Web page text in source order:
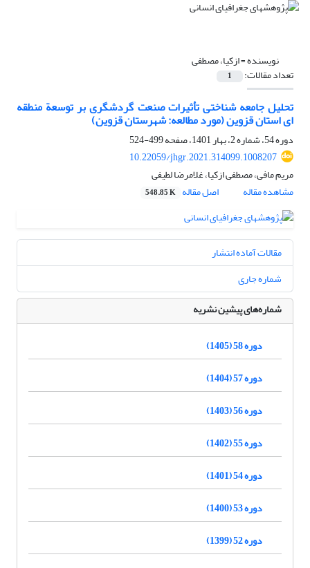
نویسنده =ازکیا، مصطفی
تعداد مقالات: 1
تحلیل جامعه ‏شناختی تأثیرات صنعت گردشگری بر توسعة منطقه
‏ای استان قزوین (مورد مطالعه: شهرستان قزوین)
دوره 54، شماره 2، بهار 1401، صفحه
499-524
10.22059/jhgr.2021.314099.1008207
مریم مافی، مصطفی ازکیا، غلامرضا لطیفی
مشاهده مقاله
اصل مقاله 548.85 K
مقالات آماده انتشار
شماره جاری
شماره‌های پیشین نشریه
دوره 58 (1405)
دوره 57 (1404)
دوره 56 (1403)
دوره 55 (1402)
دوره 54 (1401)
دوره 53 (1400)
دوره 52 (1399)